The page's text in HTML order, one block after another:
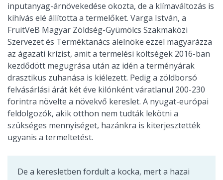
inputanyag-árnövekedése okozta, de a klímaváltozás is
kihívás elé állította a termelőket. Varga István, a
FruitVeB Magyar Zöldség-Gyümölcs Szakmaközi
Szervezet és Terméktanács alelnöke ezzel magyarázza
az ágazati krízist, amit a termelési költségek 2016-ban
kezdődött megugrása után az idén a terményárak
drasztikus zuhanása is kiélezett. Pedig a zöldborsó
felvásárlási árát két éve kilónként váratlanul 200-230
forintra növelte a növekvő kereslet. A nyugat-európai
feldolgozók, akik otthon nem tudták lekötni a
szükséges mennyiséget, hazánkra is kiterjesztették
ugyanis a termeltetést.
De a keresletben fordult a kocka, mert a hazai